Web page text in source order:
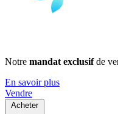
Notre mandat exclusifde
En savoir plus
Vendre
Acheter